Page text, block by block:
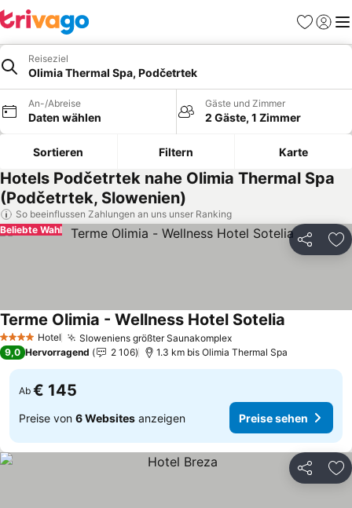
Favoriten
Reiseziel
Olimia Thermal Spa, Podčetrtek
An-/Abreise
Daten wählen
Gäste und Zimmer
2 Gäste, 1 Zimmer
Sortieren Filtern Karte
Hotels Podčetrtek nahe Olimia Thermal Spa
(Podčetrtek, Slowenien)
So beeinflussen Zahlungen an uns unser Ranking
Teilen
Beliebte Wahl
4 Sterne Hotel Sloweniens größter SaunakomplexPreise sehen
Terme Olimia - Wellness Hotel Sotelia
9,0 Hervorragend 2 106 1.3 km bis Olimia Thermal Spa
Ab € 145
Preise von 6 Websites anzeigen Preise sehen
Teilen